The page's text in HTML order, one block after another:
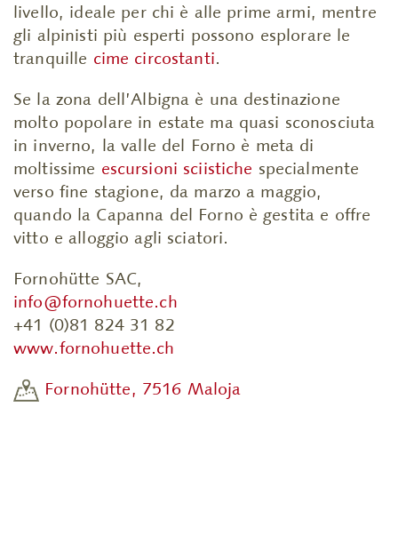
livello, ideale per chi è alle prime armi, mentre
gli alpinisti più esperti possono esplorare le
tranquille cime circostanti.
Se la zona dell’Albigna è una destinazione
molto popolare in estate ma quasi sconosciuta
in inverno, la valle del Forno è meta di
moltissime escursioni sciistiche specialmente
verso fine stagione, da marzo a maggio,
quando la Capanna del Forno è gestita e offre
vitto e alloggio agli sciatori.
Fornohütte SAC,
info@fornohuette.ch
+41 (0)81 824 31 82
www.fornohuette.ch
Fornohütte, 7516 Maloja